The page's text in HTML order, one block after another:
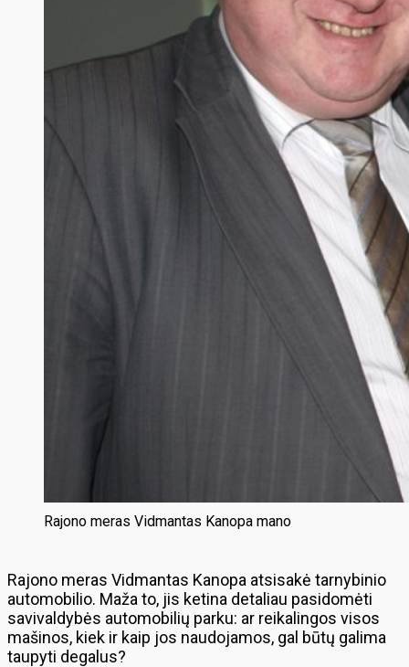
Rajono meras Vidmantas Kanopa mano
Rajono meras Vidmantas Kanopa atsisakė tarnybinio
automobilio. Maža to, jis ketina detaliau pasidomėti
savivaldybės automobilių parku: ar reikalingos visos
mašinos, kiek ir kaip jos naudojamos, gal būtų galima
taupyti degalus?